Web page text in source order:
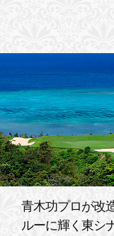
青木功プロが改
ルーに輝く東シ